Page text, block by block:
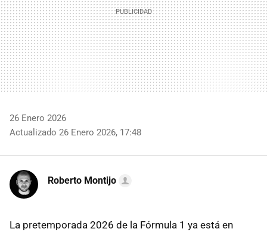
26 Enero 2026
Actualizado 26 Enero 2026, 17:48
Roberto Montijo
La pretemporada 2026 de la Fórmula 1 ya está en